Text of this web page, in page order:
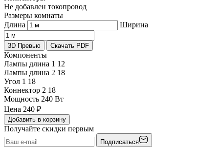
Не добавлен токопровод
Размеры комнаты
Длина
Ширина
3D Превью Скачать PDF
Компоненты
Лампы длина 1 12
Лампы длина 2 18
Угол 1 18
Коннектор 2 18
Мощность 240 Вт
Цена 240 ₽
Добавить в корзину
Получайте скидки первым
Подписаться